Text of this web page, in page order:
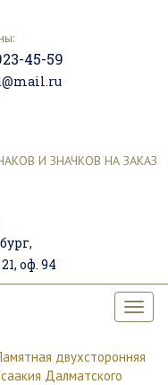
45-59
И ЗНАЧКОВ НА ЗАКАЗ
оф. 94
двухсторонняя
Далматского